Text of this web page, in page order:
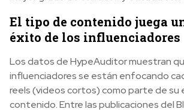
El tipo de contenido juega
éxito de los influenciadores
Los datos de HypeAuditor muestran
influenciadores se están enfocando
reels (videos cortos) como parte de
contenido. Entre las publicaciones del